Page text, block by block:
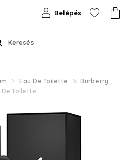
Keresés
Belépés
Eau De Toilette
Burberry
De Toilette